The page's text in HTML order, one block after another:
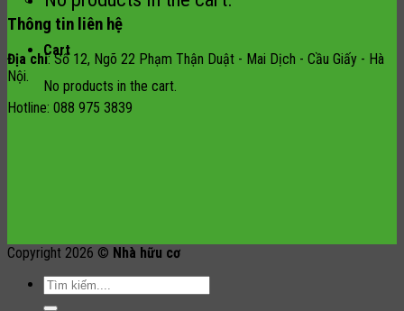
Cart
No products in the cart.
Thông tin liên hệ
Địa chỉ: Số 12, Ngõ 22 Phạm Thận Duật - Mai Dịch - Cầu Giấy - Hà
Nội.
Hotline: 088 975 3839
Copyright 2026 © Nhà hữu cơ
Search